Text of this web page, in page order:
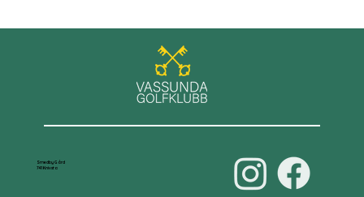
GT+ spel på Roslagens GK
Smedby Gård
741 Knivsta